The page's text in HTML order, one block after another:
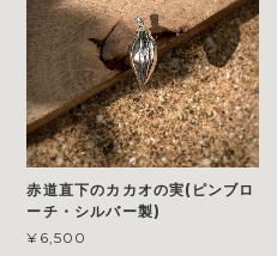
赤道直下のカカオの実(ピンブロ
ーチ・シルバー製)
¥6,500